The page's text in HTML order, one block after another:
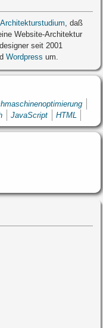
Architekturstudium , daß
Website-Architektur
seit 2001
Wordpress um.
JavaScript HTML